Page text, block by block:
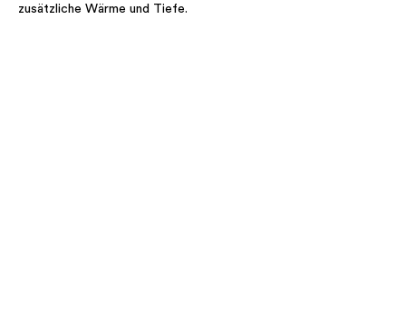
zusätzliche Wärme und Tiefe.